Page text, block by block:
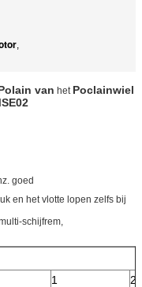
,
van het Poclainwiel
goed
en het vlotte lopen zelfs bij
schijfrem,
1 2